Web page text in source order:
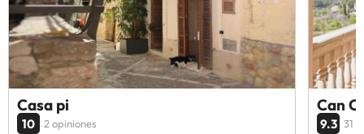
Casa pi
10 2 opiniones
Can
9.3 31